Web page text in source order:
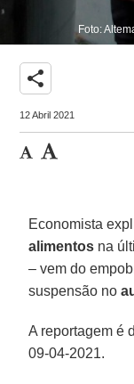
Foto:
share
12 Abril 2021
Economista
alimentos na
– vem do
suspensão no
A reportagem é
09-04-2021.